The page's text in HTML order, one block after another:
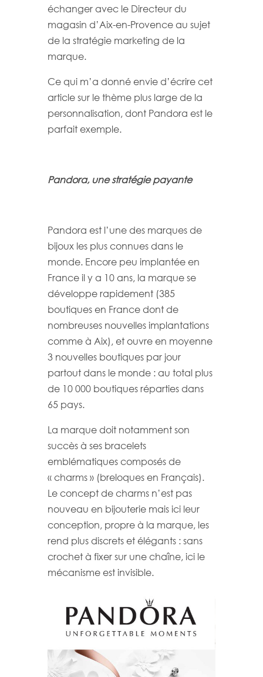
échanger avec le Directeur du
magasin d’Aix-en-Provence au sujet
de la stratégie marketing de la
marque.
Ce qui m’a donné envie d’écrire cet
article sur le thème plus large de la
personnalisation, dont Pandora est le
parfait exemple.
Pandora, une stratégie payante
Pandora est l’une des marques de
bijoux les plus connues dans le
monde. Encore peu implantée en
France il y a 10 ans, la marque se
développe rapidement (385
boutiques en France dont de
nombreuses nouvelles implantations
comme à Aix), et ouvre en moyenne
3 nouvelles boutiques par jour
partout dans le monde : au total plus
de 10 000 boutiques réparties dans
65 pays.
La marque doit notamment son
succès à ses bracelets
emblématiques composés de
« charms » (breloques en Français).
Le concept de charms n’est pas
nouveau en bijouterie mais ici leur
conception, propre à la marque, les
rend plus discrets et élégants : sans
crochet à fixer sur une chaîne, ici le
mécanisme est invisible.